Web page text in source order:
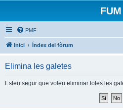
FUM
PMF
Inici Índex del fòrum
Elimina les galetes
Esteu segur que voleu eliminar totes les